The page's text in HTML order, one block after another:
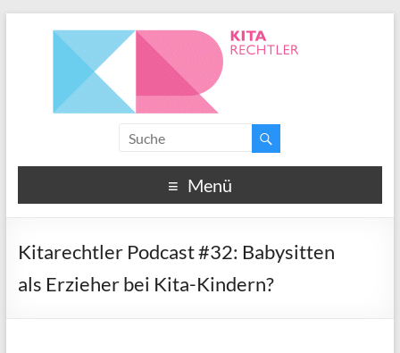
Menü
Kitarechtler Podcast #32: Babysitten
als Erzieher bei Kita-Kindern?